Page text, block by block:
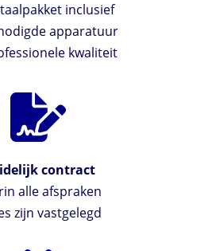
inclusief
apparatuur
kwaliteit
contract
alle afspraken
zijn vastgelegd